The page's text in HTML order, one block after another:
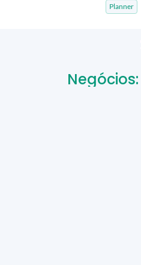
Planner
Negócios: